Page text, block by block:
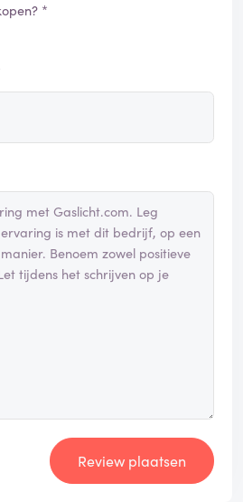
*
Review plaatsen